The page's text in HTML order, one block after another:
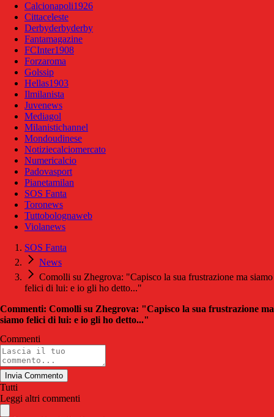
Calcionapoli1926
Cittaceleste
Derbyderbyderby
Fantamagazine
FCInter1908
Forzaroma
Golssip
Hellas1903
Ilmilanista
Juvenews
Mediagol
Milanistichannel
Mondoudinese
Notiziecalciomercato
Numericalcio
Padovasport
Pianetamilan
SOS Fanta
Toronews
Tuttobolognaweb
Violanews
SOS Fanta
News
Comolli su Zhegrova: "Capisco la sua frustrazione ma siamo
felici di lui: e io gli ho detto..."
Commenti: Comolli su Zhegrova: "Capisco la sua frustrazione ma
siamo felici di lui: e io gli ho detto..."
Commenti
Invia Commento
Tutti
Leggi altri commenti